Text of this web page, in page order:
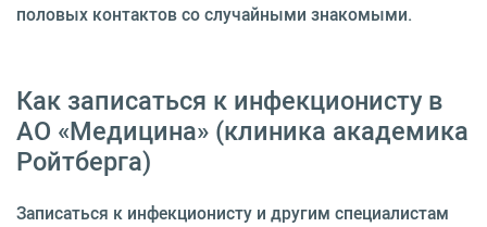
половых контактов со случайными знакомыми.
Как записаться к инфекционисту в
АО «Медицина» (клиника академика
Ройтберга)
Записаться к инфекционисту и другим специалистам